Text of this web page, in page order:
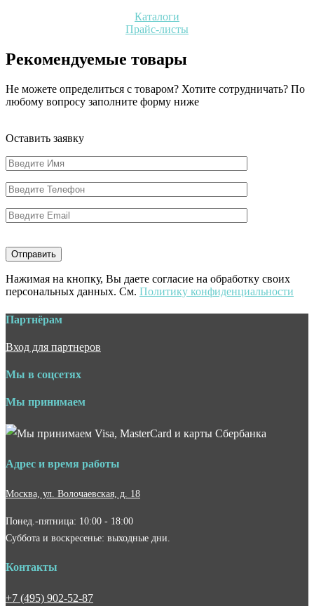
Каталоги
Прайс-листы
Рекомендуемые товары
Не можете определиться с товаром? Хотите сотрудничать? По
любому вопросу заполните форму ниже
Оставить заявку
Нажимая на кнопку, Вы даете согласие на обработку своих
персональных данных. См. Политику конфиденциальности
Партнёрам
Вход для партнеров
Мы в соцсетях
Мы принимаем
Адрес и время работы
Москва, ул. Волочаевская, д. 18
Понед.-пятница: 10:00 - 18:00
Суббота и воскресенье: выходные дни.
Контакты
+7 (495) 902-52-87